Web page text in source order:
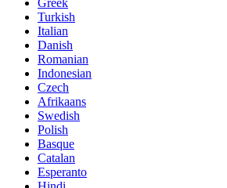
Greek
Turkish
Italian
Danish
Romanian
Indonesian
Czech
Afrikaans
Swedish
Polish
Basque
Catalan
Esperanto